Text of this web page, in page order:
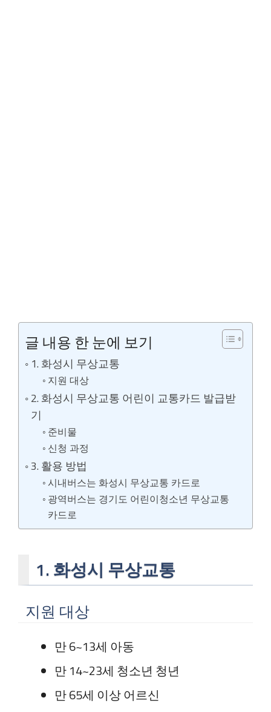
글 내용 한 눈에 보기
1. 화성시 무상교통
지원 대상
2. 화성시 무상교통 어린이 교통카드 발급받
기
준비물
신청 과정
3. 활용 방법
시내버스는 화성시 무상교통 카드로
광역버스는 경기도 어린이청소년 무상교통
카드로
1. 화성시 무상교통
지원 대상
만 6~13세 아동
만 14~23세 청소년 청년
만 65세 이상 어르신